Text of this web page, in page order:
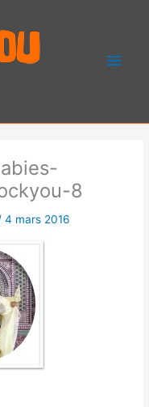
8
4 mars 2016